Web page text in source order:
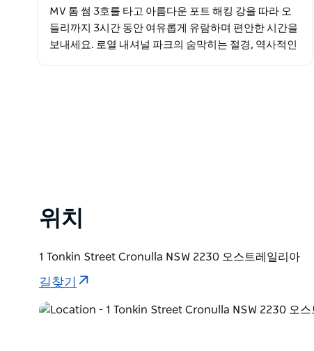
MV 톰 썸 3호를 타고 아름다운 포트 해킹 강을 따라 오
들리까지 3시간 동안 여유롭게 유람하며 편안한 시간을
보내세요. 로열 내셔널 파크의 숨막히는 절경, 역사적인
위치
1 Tonkin Street Cronulla NSW 2230 오스트레일리아
길찾기